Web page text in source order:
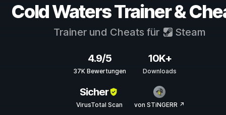
Cold Waters Trainer &
Trainer und Cheats für Steam
4.9/5
37K Bewertungen
10K+
Downloads
Sicher
VirusTotal Scan von STiNGERR ↗